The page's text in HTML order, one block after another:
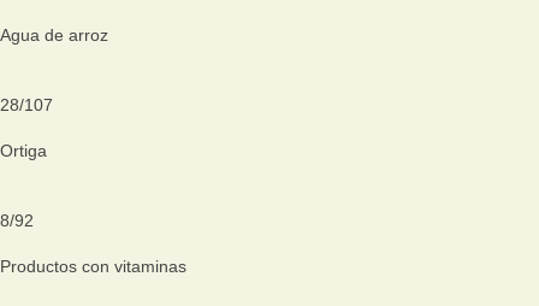
Agua de arroz
28/107
Ortiga
8/92
Productos con vitaminas